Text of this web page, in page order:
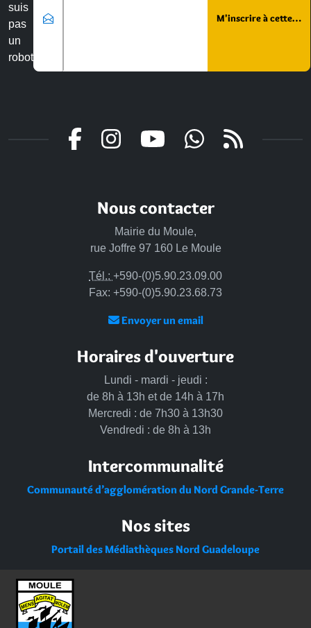
suis
pas
un
robot
Nous contacter
Mairie du Moule,
rue Joffre 97 160 Le Moule
Tél.: +590-(0)5.90.23.09.00
Fax: +590-(0)5.90.23.68.73
Envoyer un email
Horaires d'ouverture
Lundi - mardi - jeudi :
de 8h à 13h et de 14h à 17h
Mercredi : de 7h30 à 13h30
Vendredi : de 8h à 13h
Intercommunalité
Communauté d’agglomération du Nord Grande-Terre
Nos sites
Portail des Médiathèques Nord Guadeloupe